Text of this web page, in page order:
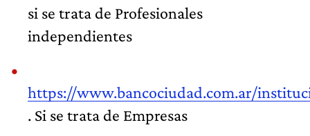
si se trata de Profesionales
independientes
https://www.bancociudad.com.ar/
. Si se trata de Empresas